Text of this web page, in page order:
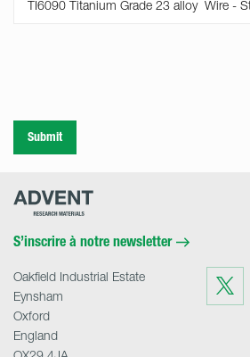
Submit
Advent
S’inscrire à notre newsletter
Visit
us
on
Twitter
Oakfield Industrial Estate
Eynsham
Oxford
England